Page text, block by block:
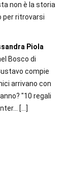
non è la storia
per ritrovarsi
Piola
Bosco di
compie
arrivano con
"10 regali
[…]